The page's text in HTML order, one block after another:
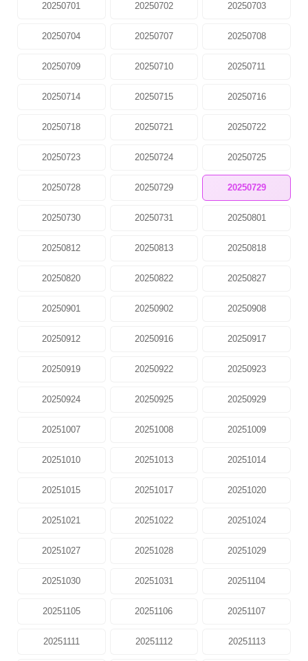
20250701 20250702 20250703
20250704 20250707 20250708
20250709 20250710 20250711
20250714 20250715 20250716
20250718 20250721 20250722
20250723 20250724 20250725
20250728 20250729 20250729
20250730 20250731 20250801
20250812 20250813 20250818
20250820 20250822 20250827
20250901 20250902 20250908
20250912 20250916 20250917
20250919 20250922 20250923
20250924 20250925 20250929
20251007 20251008 20251009
20251010 20251013 20251014
20251015 20251017 20251020
20251021 20251022 20251024
20251027 20251028 20251029
20251030 20251031 20251104
20251105 20251106 20251107
20251111 20251112 20251113